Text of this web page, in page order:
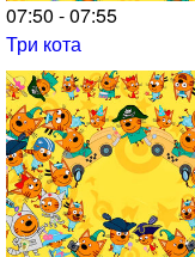
07:50 - 07:55
Три кота